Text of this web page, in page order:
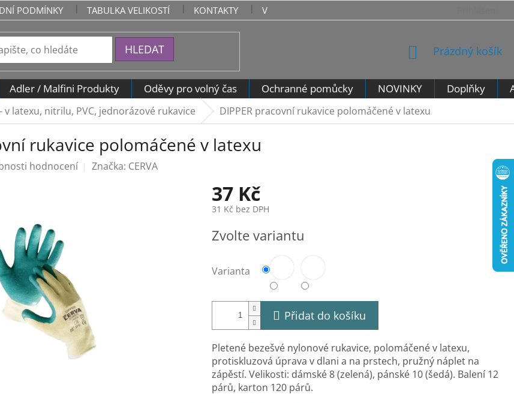
PODMÍNKY TABULKA VELIKOSTÍ KONTAKTY VRÁCENÍ ZBOŽÍ - VZOROVÝ FORMULÁŘ PRO ODSTOUPENÍ
HLEDAT
NÁKUPNÍ
Prázdný košík
Adler / Malfini Produkty Oděvy pro volný čas Ochranné pomůcky NOVINKY Doplňky
latexu, nitrilu, PVC, jednorázové rukavice DIPPER pracovní rukavice polomáčené v latexu
rukavice polomáčené v latexu
hodnocení Značka: CERVA
37 Kč
31 Kč bez DPH
cena:
Zvolte variantu
Varianta
Přidat do košíku
Pletené bezešvé nylonové rukavice, polomáčené v latexu,
protiskluzová úprava v dlani a na prstech, pružný náplet na
zápěstí. Velikosti: dámské 8 (zelená), pánské 10 (šedá). Balení 12
párů, karton 120 párů.